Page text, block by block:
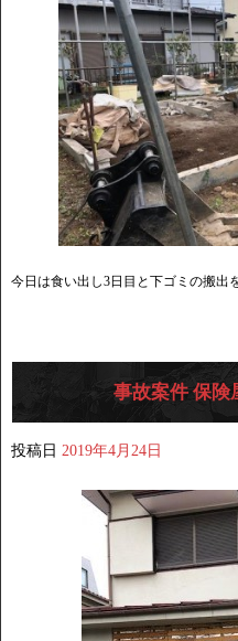
今日は食い出し3日目と下ゴミの搬出
事故案件 保険
投稿日 2019年4月24日